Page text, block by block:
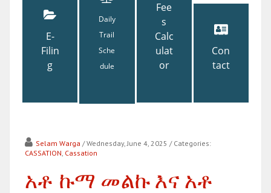
E-
Filin
g
Daily
Trail
Sche
dule
Fee
s
Calc
ulat
or
Con
tact
Selam Warga / Wednesday, June 4, 2025 / Categories:
CASSATION, Cassation
አቶ ኩማ መልኩ እና አቶ